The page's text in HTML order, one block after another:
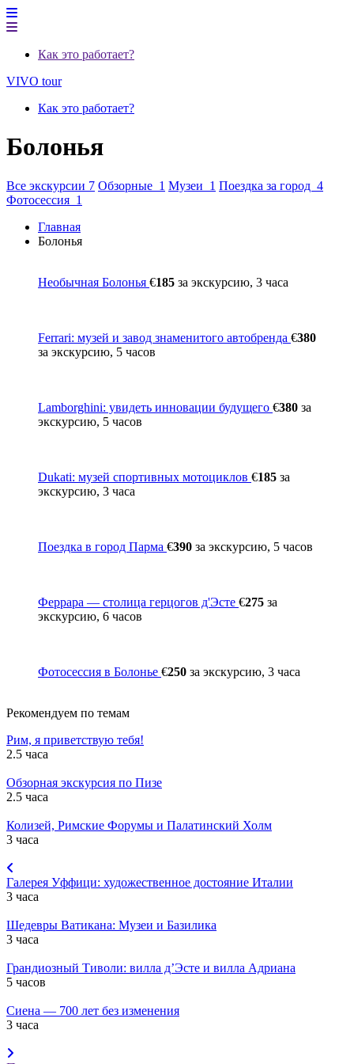
Как это работает?
VIVO tour
Как это работает?
Болонья
Все экскурсии 7 Обзорные 1 Музеи 1 Поездка за город 4
Фотосессия 1
Главная
Болонья
Необычная Болонья €185 за экскурсию, 3 часа
Ferrari: музей и завод знаменитого автобренда €380
за экскурсию, 5 часов
Lamborghini: увидеть инновации будущего €380 за
экскурсию, 5 часов
Dukati: музей спортивных мотоциклов €185 за
экскурсию, 3 часа
Поездка в город Парма €390 за экскурсию, 5 часов
Феррара — столица герцогов д'Эсте €275 за
экскурсию, 6 часов
Фотосессия в Болонье €250 за экскурсию, 3 часа
Рекомендуем по темам
Рим, я приветствую тебя!
2.5 часа
Обзорная экскурсия по Пизе
2.5 часа
Колизей, Римские Форумы и Палатинский Холм
3 часа
Галерея Уффици: художественное достояние Италии
3 часа
Шедевры Ватикана: Музеи и Базилика
3 часа
Грандиозный Тиволи: вилла д’Эсте и вилла Адриана
5 часов
Сиена — 700 лет без изменения
3 часа